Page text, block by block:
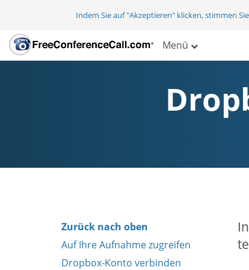
Indem Sie auf "Akzeptieren" klicken, stimmen
Menü
Zurück nach oben
Auf Ihre Aufnahme zugreifen
Dropbox-Konto verbinden